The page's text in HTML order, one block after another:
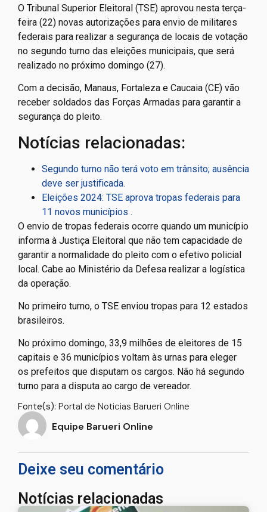
O Tribunal Superior Eleitoral (TSE) aprovou nesta terça-
feira (22) novas autorizações para envio de militares
federais para realizar a segurança de locais de votação
no segundo turno das eleições municipais, que será
realizado no próximo domingo (27).
Com a decisão, Manaus, Fortaleza e Caucaia (CE) vão
receber soldados das Forças Armadas para garantir a
segurança do pleito.
Notícias relacionadas:
Segundo turno não terá voto em trânsito; ausência
deve ser justificada.
Eleições 2024: TSE aprova tropas federais para
11 novos municípios .
O envio de tropas federais ocorre quando um município
informa à Justiça Eleitoral que não tem capacidade de
garantir a normalidade do pleito com o efetivo policial
local. Cabe ao Ministério da Defesa realizar a logística
da operação.
No primeiro turno, o TSE enviou tropas para 12 estados
brasileiros.
No próximo domingo, 33,9 milhões de eleitores de 15
capitais e 36 municípios voltam às urnas para eleger
os prefeitos que disputam os cargos. Não há segundo
turno para a disputa ao cargo de vereador.
Fonte(s): Portal de Noticias Barueri Online
Equipe Barueri Online
Deixe seu comentário
Notícias relacionadas